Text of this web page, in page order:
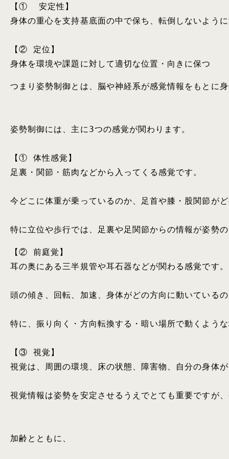
【①  安定性】
身体の重心を支持基底面の中で保ち、転倒しないよう
【② 定位】
身体を環境や課題に対して適切な位置・向きに保つ
つまり姿勢制御とは、脳や神経系が感覚情報をもとに
姿勢制御には、主に3つの感覚が関わります。
【① 体性感覚】
足裏・関節・筋肉などから入ってくる感覚です。
今どこに体重が乗っているのか、足首や膝・股関節が
特に立位や歩行では、足裏や足関節からの情報が姿勢
【② 前庭覚】
耳の奥にある三半規管や耳石器などが関わる感覚です。
頭の傾き、回転、加速、身体がどの方向に動いている
特に、振り向く・方向転換する・暗い場所で動くよう
【③ 視覚】
視覚は、周囲の環境、床の状態、障害物、自分の身体
視覚情報は姿勢を安定させるうえでとても重要ですが
加齢とともに、